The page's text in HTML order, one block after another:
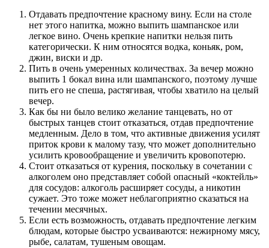
Отдавать предпочтение красному вину. Если на столе
нет этого напитка, можно выпить шампанское или
легкое вино. Очень крепкие напитки нельзя пить
категорически. К ним относятся водка, коньяк, ром,
джин, виски и др.
Пить в очень умеренных количествах. За вечер можно
выпить 1 бокал вина или шампанского, поэтому лучше
пить его не спеша, растягивая, чтобы хватило на целый
вечер.
Как бы ни было велико желание танцевать, но от
быстрых танцев стоит отказаться, отдав предпочтение
медленным. Дело в том, что активные движения усилят
приток крови к малому тазу, что может дополнительно
усилить кровообращение и увеличить кровопотерю.
Стоит отказаться от курения, поскольку в сочетании с
алкоголем оно представляет собой опасный «коктейль»
для сосудов: алкоголь расширяет сосуды, а никотин
сужает. Это тоже может неблагоприятно сказаться на
течении месячных.
Если есть возможность, отдавать предпочтение легким
блюдам, которые быстро усваиваются: нежирному мясу,
рыбе, салатам, тушеным овощам.